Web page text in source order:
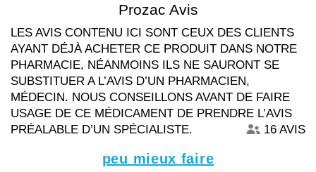
Prozac Avis
LES AVIS CONTENU ICI SONT CEUX DES CLIENTS
AYANT DÉJÀ ACHETER CE PRODUIT DANS NOTRE
PHARMACIE, NÉANMOINS ILS NE SAURONT SE
SUBSTITUER A L’AVIS D’UN PHARMACIEN,
MÉDECIN. NOUS CONSEILLONS AVANT DE FAIRE
USAGE DE CE MÉDICAMENT DE PRENDRE L’AVIS
PRÉALABLE D’UN SPÉCIALISTE.
16 AVIS
peu mieux faire